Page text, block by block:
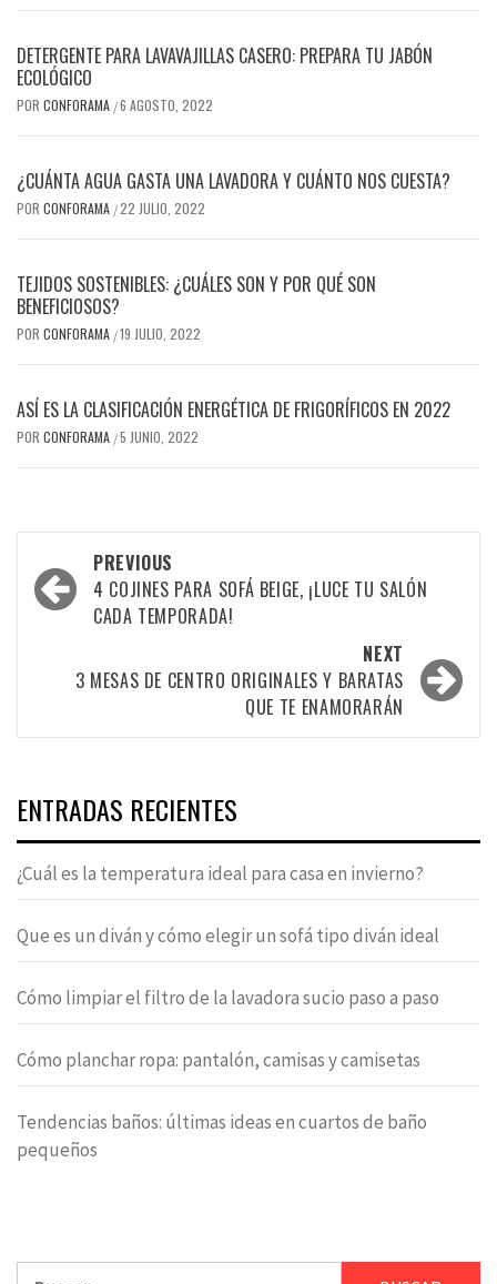
DETERGENTE PARA LAVAVAJILLAS CASERO: PREPARA TU JABÓN
ECOLÓGICO
POR CONFORAMA /6 AGOSTO, 2022
¿CUÁNTA AGUA GASTA UNA LAVADORA Y CUÁNTO NOS CUESTA?
POR CONFORAMA /22 JULIO, 2022
TEJIDOS SOSTENIBLES: ¿CUÁLES SON Y POR QUÉ SON
BENEFICIOSOS?
POR CONFORAMA /19 JULIO, 2022
ASÍ ES LA CLASIFICACIÓN ENERGÉTICA DE FRIGORÍFICOS EN 2022
POR CONFORAMA /5 JUNIO, 2022
Post
navigation
PREVIOUS
4 COJINES PARA SOFÁ BEIGE, ¡LUCE TU SALÓN
CADA TEMPORADA!
NEXT
3 MESAS DE CENTRO ORIGINALES Y BARATAS
QUE TE ENAMORARÁN
ENTRADAS RECIENTES
¿Cuál es la temperatura ideal para casa en invierno?
Que es un diván y cómo elegir un sofá tipo diván ideal
Cómo limpiar el filtro de la lavadora sucio paso a paso
Cómo planchar ropa: pantalón, camisas y camisetas
Tendencias baños: últimas ideas en cuartos de baño
pequeños